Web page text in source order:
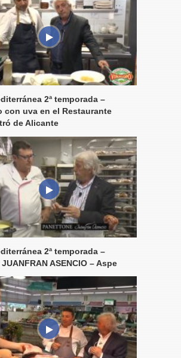
2ª temporada –
con uva en el Restaurante
de Alicante
2ª temporada –
ASENCIO – Aspe